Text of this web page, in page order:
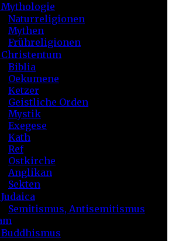
Mythologie
Naturreligionen
Mythen
Frühreligionen
Christentum
Biblia
Oekumene
Ketzer
Geistliche Orden
Mystik
Exegese
Kath
Ref
Ostkirche
Anglikan
Sekten
Judaica
Semitismus, Antisemitismus
Buddhismus